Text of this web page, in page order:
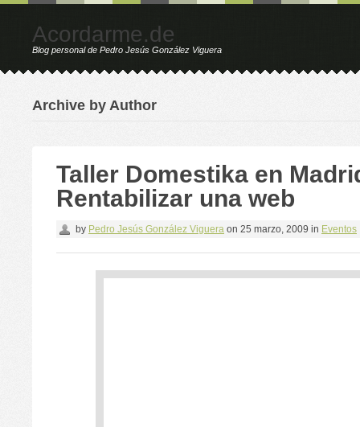
Acordarme.de
Blog personal de Pedro Jesús González Viguera
Archive by Author
Taller Domestika en
Rentabilizar una web
by Pedro Jesús González Viguera on 25 marzo, 2009 in Eventos